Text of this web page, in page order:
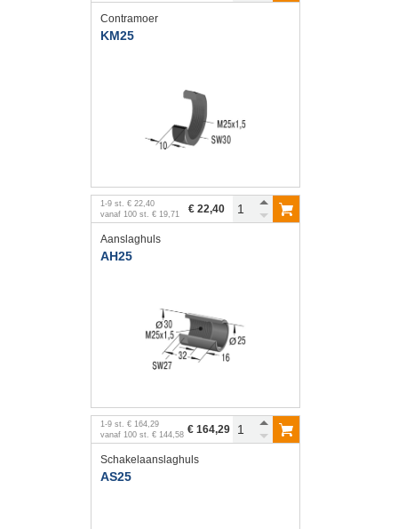
Contramoer
KM25
1-9 st. € 22,40
vanaf 100 st. € 19,71 € 22,40
Aanslaghuls
AH25
1-9 st. € 164,29
vanaf 100 st. € 144,58 € 164,29
Schakelaanslaghuls
AS25